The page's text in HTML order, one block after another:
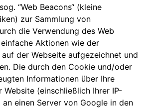
“Web Beacons“ (kleine
zur Sammlung von
die Verwendung des Web
Aktionen wie der
der Webseite aufgezeichnet und
Die durch den Cookie und/oder
Informationen über Ihre
Website (einschließlich Ihrer IP-
einen Server von Google in den